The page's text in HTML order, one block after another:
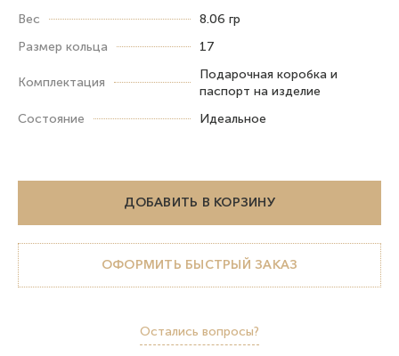
Вес
8.06 гр
Размер кольца
17
Комплектация
Подарочная коробка и
паспорт на изделие
Состояние
Идеальное
ДОБАВИТЬ В КОРЗИНУ
ОФОРМИТЬ БЫСТРЫЙ ЗАКАЗ
Остались вопросы?